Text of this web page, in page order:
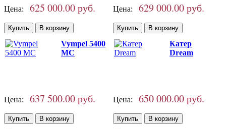
Цена: 625 000.00 руб. Цена: 629 000.00 руб.
Vympel 5400
MC
Цена: 637 500.00 руб.
Катер
Dream
Цена: 650 000.00 руб.